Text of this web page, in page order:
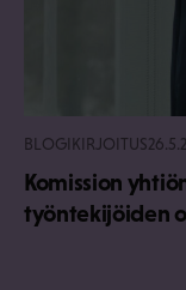
BLOGIKIRJOITUS
Komission
työntekijöiden